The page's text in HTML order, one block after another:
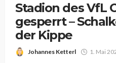
Stadion des VfL
gesperrt –
der Kippe
Johannes Ketterl 1. Mai